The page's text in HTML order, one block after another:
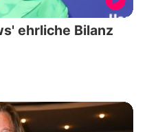
ehrliche Bilanz